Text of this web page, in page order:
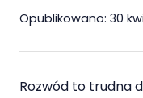
Opublikowano: 30
Rozwód to trudna